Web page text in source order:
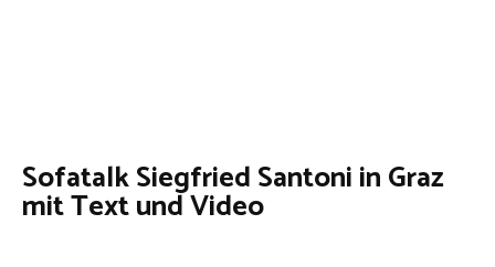
Sofatalk Siegfried Santoni in Graz
mit Text und Video